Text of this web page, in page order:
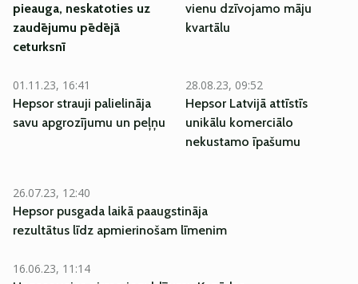
pieauga, neskatoties uz
zaudējumu pēdējā
ceturksnī
vienu dzīvojamo māju
kvartālu
01.11.23, 16:41
Hepsor strauji palielināja
savu apgrozījumu un peļņu
28.08.23, 09:52
Hepsor Latvijā attīstīs
unikālu komerciālo
nekustamo īpašumu
26.07.23, 12:40
Hepsor pusgada laikā paaugstināja
rezultātus līdz apmierinošam līmenim
16.06.23, 11:14